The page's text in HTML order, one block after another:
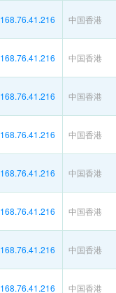
168.76.41.216 中国香港
168.76.41.216 中国香港
168.76.41.216 中国香港
168.76.41.216 中国香港
168.76.41.216 中国香港
168.76.41.216 中国香港
168.76.41.216 中国香港
168.76.41.216 中国香港